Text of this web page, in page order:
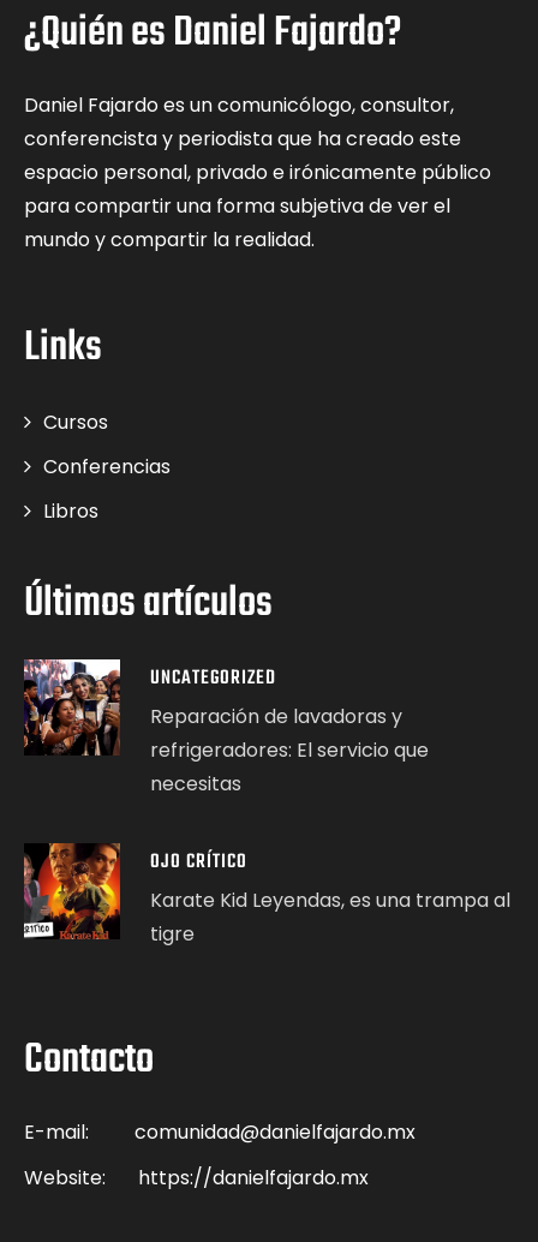
¿Quién es Daniel Fajardo?
Daniel Fajardo es un comunicólogo, consultor,
conferencista y periodista que ha creado este
espacio personal, privado e irónicamente público
para compartir una forma subjetiva de ver el
mundo y compartir la realidad.
Links
Cursos
Conferencias
Libros
Últimos artículos
UNCATEGORIZED
Reparación de lavadoras y
refrigeradores: El servicio que
necesitas
OJO CRÍTICO
Karate Kid Leyendas, es una trampa al
tigre
Contacto
E-mail:
comunidad@danielfajardo.mx
Website:
https://danielfajardo.mx